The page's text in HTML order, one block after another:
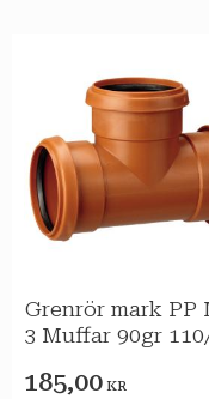
Grenrör mark PP
3 Muffar 90gr
185,00 KR